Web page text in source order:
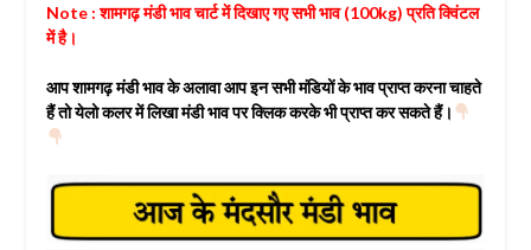
Note : शामगढ़ मंडी भाव चार्ट में दिखाए गए सभी भाव (100kg) प्रति क्विंटल
में है।
आप शामगढ़ मंडी भाव के अलावा आप इन सभी मंडियों के भाव प्राप्त करना चाहते
हैं तो येलो कलर में लिखा मंडी भाव पर क्लिक करके भी प्राप्त कर सकते हैं।